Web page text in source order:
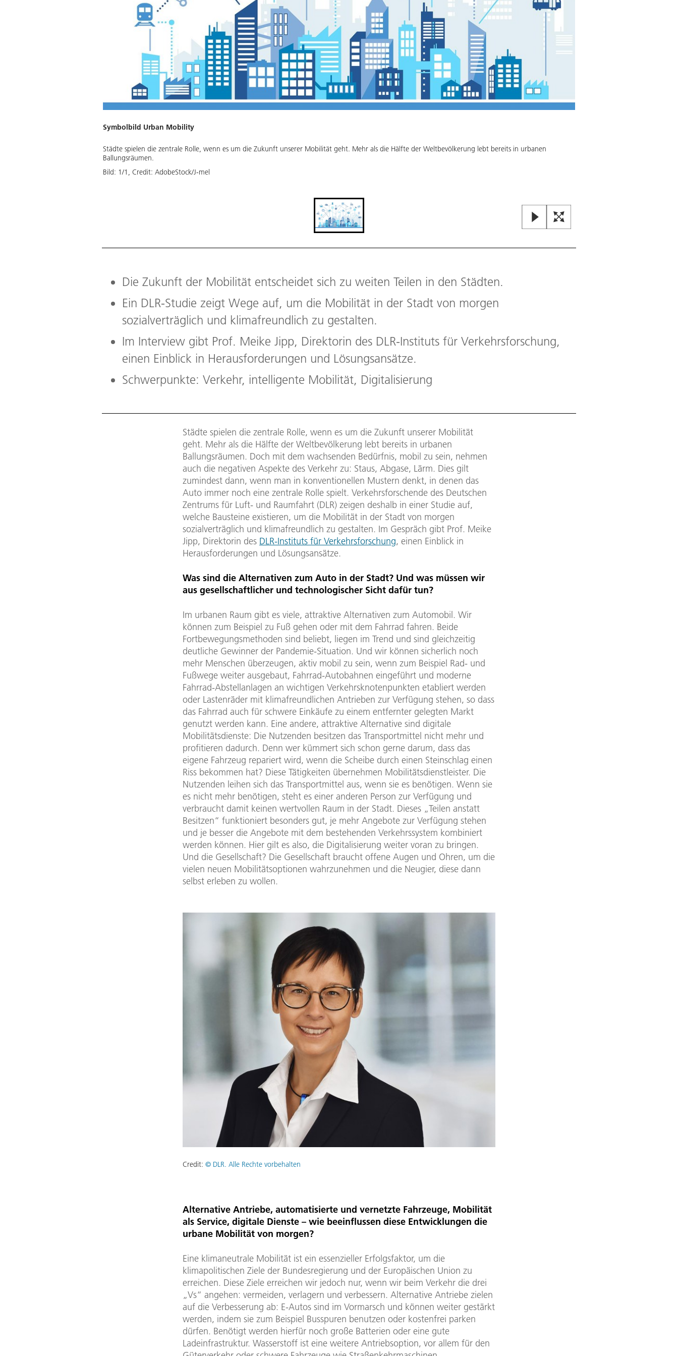
Symbolbild Urban Mobility
Städte spielen die zentrale Rolle, wenn es um die Zukunft unserer Mobilität geht. Mehr als die Hälfte der Weltbevölkerung lebt bereits in urbanen
Ballungsräumen.
Bild: 1/1 , Credit:AdobeStock/J-mel
Die Zukunft der Mobilität entscheidet sich zu weiten Teilen in den Städten.
Ein DLR-Studie zeigt Wege auf, um die Mobilität in der Stadt von morgen
sozialverträglich und klimafreundlich zu gestalten.
Im Interview gibt Prof. Meike Jipp, Direktorin des DLR-Instituts für Verkehrsforschung,
einen Einblick in Herausforderungen und Lösungsansätze.
Schwerpunkte: Verkehr, intelligente Mobilität, Digitalisierung
Städte spielen die zentrale Rolle, wenn es um die Zukunft unserer Mobilität
geht. Mehr als die Hälfte der Weltbevölkerung lebt bereits in urbanen
Ballungsräumen. Doch mit dem wachsenden Bedürfnis, mobil zu sein, nehmen
auch die negativen Aspekte des Verkehr zu: Staus, Abgase, Lärm. Dies gilt
zumindest dann, wenn man in konventionellen Mustern denkt, in denen das
Auto immer noch eine zentrale Rolle spielt. Verkehrsforschende des Deutschen
Zentrums für Luft- und Raumfahrt (DLR) zeigen deshalb in einer Studie auf,
welche Bausteine existieren, um die Mobilität in der Stadt von morgen
sozialverträglich und klimafreundlich zu gestalten. Im Gespräch gibt Prof. Meike
Jipp, Direktorin des DLR-Instituts für Verkehrsforschung, einen Einblick in
Herausforderungen und Lösungsansätze.
Was sind die Alternativen zum Auto in der Stadt? Und was müssen wir
aus gesellschaftlicher und technologischer Sicht dafür tun?
Im urbanen Raum gibt es viele, attraktive Alternativen zum Automobil. Wir
können zum Beispiel zu Fuß gehen oder mit dem Fahrrad fahren. Beide
Fortbewegungsmethoden sind beliebt, liegen im Trend und sind gleichzeitig
deutliche Gewinner der Pandemie-Situation. Und wir können sicherlich noch
mehr Menschen überzeugen, aktiv mobil zu sein, wenn zum Beispiel Rad- und
Fußwege weiter ausgebaut, Fahrrad-Autobahnen eingeführt und moderne
Fahrrad-Abstellanlagen an wichtigen Verkehrsknotenpunkten etabliert werden
oder Lastenräder mit klimafreundlichen Antrieben zur Verfügung stehen, so dass
das Fahrrad auch für schwere Einkäufe zu einem entfernter gelegten Markt
genutzt werden kann. Eine andere, attraktive Alternative sind digitale
Mobilitätsdienste: Die Nutzenden besitzen das Transportmittel nicht mehr und
profitieren dadurch. Denn wer kümmert sich schon gerne darum, dass das
eigene Fahrzeug repariert wird, wenn die Scheibe durch einen Steinschlag einen
Riss bekommen hat? Diese Tätigkeiten übernehmen Mobilitätsdienstleister. Die
Nutzenden leihen sich das Transportmittel aus, wenn sie es benötigen. Wenn sie
es nicht mehr benötigen, steht es einer anderen Person zur Verfügung und
verbraucht damit keinen wertvollen Raum in der Stadt. Dieses „Teilen anstatt
Besitzen“ funktioniert besonders gut, je mehr Angebote zur Verfügung stehen
und je besser die Angebote mit dem bestehenden Verkehrssystem kombiniert
werden können. Hier gilt es also, die Digitalisierung weiter voran zu bringen.
Und die Gesellschaft? Die Gesellschaft braucht offene Augen und Ohren, um die
vielen neuen Mobilitätsoptionen wahrzunehmen und die Neugier, diese dann
selbst erleben zu wollen.
Credit: © DLR. Alle Rechte vorbehalten
Alternative Antriebe, automatisierte und vernetzte Fahrzeuge, Mobilität
als Service, digitale Dienste – wie beeinflussen diese Entwicklungen die
urbane Mobilität von morgen?
Eine klimaneutrale Mobilität ist ein essenzieller Erfolgsfaktor, um die
klimapolitischen Ziele der Bundesregierung und der Europäischen Union zu
erreichen. Diese Ziele erreichen wir jedoch nur, wenn wir beim Verkehr die drei
„Vs“ angehen: vermeiden, verlagern und verbessern. Alternative Antriebe zielen
auf die Verbesserung ab: E-Autos sind im Vormarsch und können weiter gestärkt
werden, indem sie zum Beispiel Busspuren benutzen oder kostenfrei parken
dürfen. Benötigt werden hierfür noch große Batterien oder eine gute
Ladeinfrastruktur. Wasserstoff ist eine weitere Antriebsoption, vor allem für den